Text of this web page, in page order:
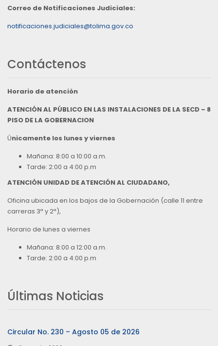
Correo de Notificaciones Judiciales:
notificaciones.judiciales@tolima.gov.co
Contáctenos
Horario de atención
ATENCIÓN AL PÚBLICO EN LAS INSTALACIONES DE LA SECD – 8
PISO DE LA GOBERNACION
Únicamente los lunes y viernes
Mañana: 8:00 a 10:00 a.m.
Tarde: 2:00 a 4:00 p.m
ATENCIÓN UNIDAD DE ATENCIÓN AL CIUDADANO,
Oficina ubicada en los bajos de la Gobernación (calle 11 entre
carreras 3ª y 2ª),
Horario de lunes a viernes
Mañana: 8:00 a 12:00 a.m.
Tarde: 2:00 a 4:00 p.m
Últimas Noticias
Circular No. 230 – Agosto 05 de 2026